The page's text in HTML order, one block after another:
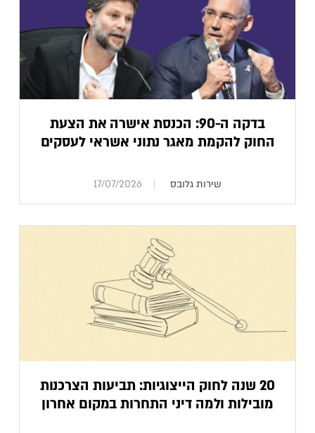
בדקה ה-90: הכנסת אישרה את הצעת
החוק להקמת מאגר נתוני אשראי לעסקים
שירות גלובס 17/07/2026
20 שנה לחוק הייצוגיות: תביעות הצרכנות
מובילות ולמה דיני התחרות במקום אחרון